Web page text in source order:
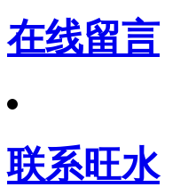
在线留言
联系旺水